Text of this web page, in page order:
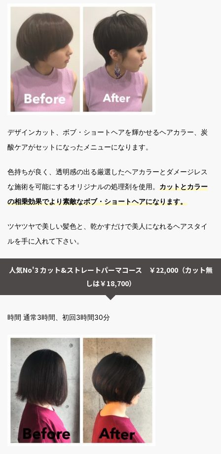
デザインカット、ボブ・ショートヘアを輝かせるヘアカラー、炭
酸ケアがセットになったメニューになります。
色持ちが良く、透明感の出る厳選したヘアカラーとダメージレス
な施術を可能にするオリジナルの処理剤を使用。 カットとカラー
の相乗効果でより素敵なボブ・ショートヘアになります。
ツヤツヤで美しい髪色と、乾かすだけで美人になれるヘアスタイ
ルを手に入れて下さい。
人気No'3 カット&ストレートパーマコース ￥22,000（カット無
しは￥18,700）
時間 通常3時間、初回3時間30分